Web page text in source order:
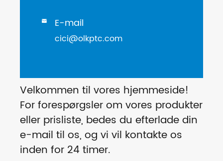
 E-mail
cici@olkptc.com
Velkommen til vores hjemmeside!
For forespørgsler om vores produkter
eller prisliste, bedes du efterlade din
e-mail til os, og vi vil kontakte os
inden for 24 timer.